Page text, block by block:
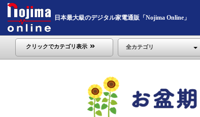
日本最大級のデジタル家電通販「Nojima Online」
クリックでカテゴリ表示 全カテゴリ